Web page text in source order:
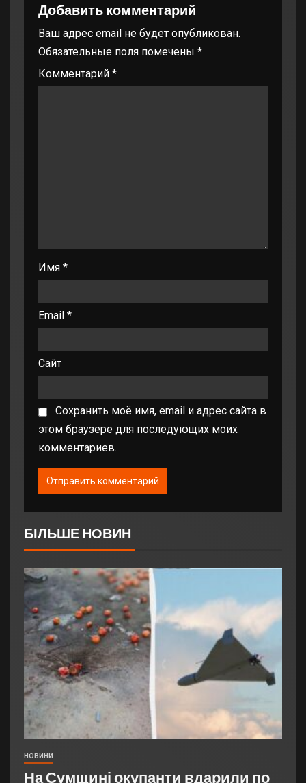
Добавить комментарий
Ваш адрес email не будет опубликован.
Обязательные поля помечены *
Комментарий *
Имя *
Email *
Сайт
Сохранить моё имя, email и адрес сайта в
этом браузере для последующих моих
комментариев.
БІЛЬШЕ НОВИН
НОВИНИ
На Сумщині окупанти вдарили по